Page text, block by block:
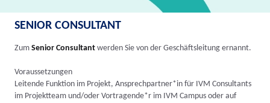
SENIOR CONSULTANT
Zum Senior Consultant werden Sie von der Geschäftsleitung ernannt.
Voraussetzungen
Leitende Funktion im Projekt, Ansprechpartner*in für IVM Consultants
im Projektteam und/oder Vortragende*r im IVM Campus oder auf